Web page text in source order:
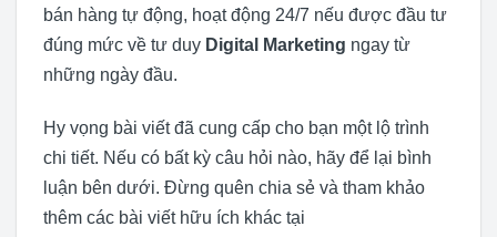
bán hàng tự động, hoạt động 24/7 nếu được đầu tư
đúng mức về tư duy Digital Marketing ngay từ
những ngày đầu.
Hy vọng bài viết đã cung cấp cho bạn một lộ trình
chi tiết. Nếu có bất kỳ câu hỏi nào, hãy để lại bình
luận bên dưới. Đừng quên chia sẻ và tham khảo
thêm các bài viết hữu ích khác tại